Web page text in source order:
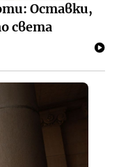
Оставки,
света